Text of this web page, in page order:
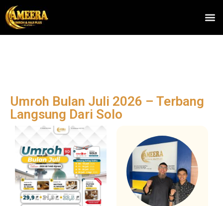
Umroh Bulan Juli 2026 – Terbang
Langsung Dari Solo